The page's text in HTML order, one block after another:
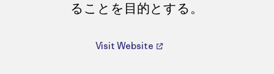
ることを目的とする。
Visit Website